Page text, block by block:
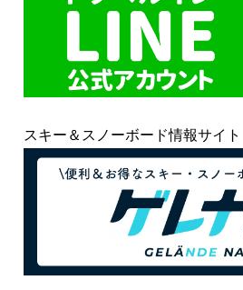
スキー＆スノーボード情報サイト